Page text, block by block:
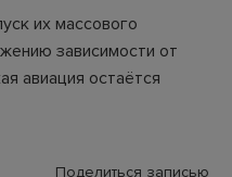
их массового
зависимости от
авиация остаётся
Поделиться записью